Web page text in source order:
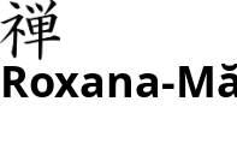
Roxana-